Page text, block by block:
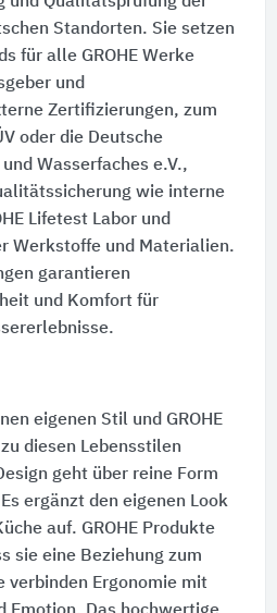
Standorten. Sie setzen
für alle GROHE Werke
und
Zertifizierungen, zum
oder die Deutsche
Wasserfaches e.V.,
wie interne
Lifetest Labor und
Werkstoffe und Materialien.
garantieren
und Komfort für
eigenen Stil und GROHE
diesen Lebensstilen
geht über reine Form
ergänzt den eigenen Look
auf. GROHE Produkte
sie eine Beziehung zum
verbinden Ergonomie mit